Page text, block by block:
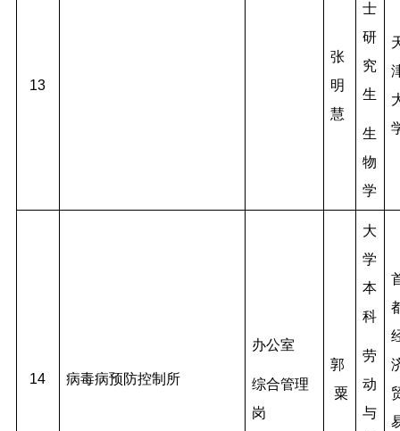
13
张
明
慧
士
研
究
生
生
物
学
14 病毒病预防控制所
办公室
综合管理
岗
郭
粟
大
学
本
科
劳
动
与